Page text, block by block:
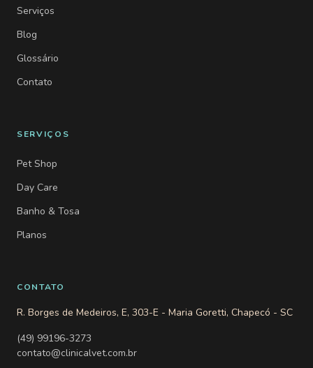
Serviços
Blog
Glossário
Contato
SERVIÇOS
Pet Shop
Day Care
Banho & Tosa
Planos
CONTATO
R. Borges de Medeiros, E, 303-E - Maria Goretti, Chapecó - SC
(49) 99196-3273
contato@clinicalvet.com.br